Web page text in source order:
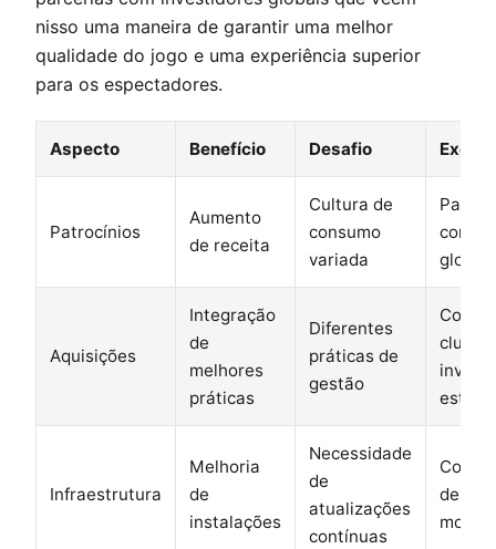
nisso uma maneira de garantir uma melhor
qualidade do jogo e uma experiência superior
para os espectadores.
Aspecto Benefício Desafio
Patrocínios
Aumento
de receita
Cultura de
consumo
variada
com
globais
Aquisições
Integração
de
melhores
práticas
Diferentes
práticas de
gestão
clubes
Infraestrutura
Melhoria
de
instalações
Necessidade
de
atualizações
contínuas
de